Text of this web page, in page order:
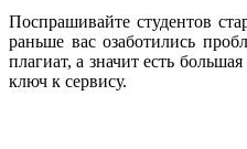
Поспрашивайте студентов
раньше вас озаботились
плагиат, а значит есть
ключ к сервису.